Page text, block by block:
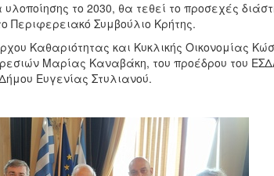
υλοποίησης το 2030, θα τεθεί το προσεχές
Περιφερειακό Συμβούλιο Κρήτης.
Καθαριότητας και Κυκλικής Οικονομίας
Μαρίας Καναβάκη, του προέδρου του
Ευγενίας Στυλιανού.